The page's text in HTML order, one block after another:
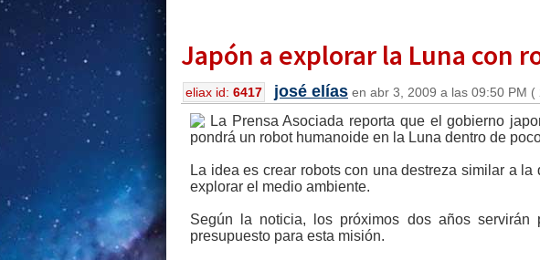
Japón a explorar la Luna con
eliax id: 6417 josé elías en abr 3, 2009 a las 09:50 PM (
La Prensa Asociada reporta que el gobierno
pondrá un robot humanoide en la Luna dentro de
La idea es crear robots con una destreza similar a
explorar el medio ambiente.
Según la noticia, los próximos dos años
presupuesto para esta misión.